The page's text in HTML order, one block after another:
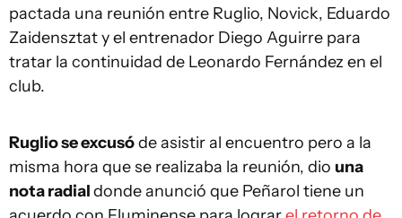
pactada una reunión entre Ruglio, Novick, Eduardo
Zaidensztat y el entrenador Diego Aguirre para
tratar la continuidad de Leonardo Fernández en el
club.
Ruglio se excusóde asistir al encuentro pero a la
misma hora que se realizaba la reunión, dio una
nota radialdonde anunció que Peñarol tiene un